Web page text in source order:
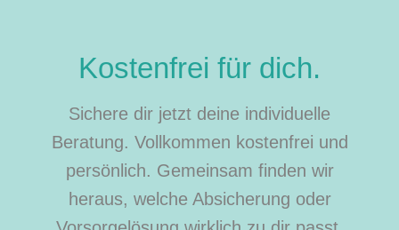
Kostenfrei für dich.
Sichere dir jetzt deine individuelle
Beratung. Vollkommen kostenfrei und
persönlich. Gemeinsam finden wir
heraus, welche Absicherung oder